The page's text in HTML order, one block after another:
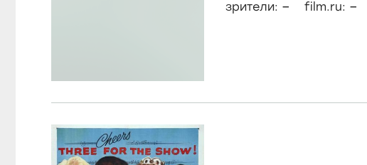
зрители: – film.ru: –